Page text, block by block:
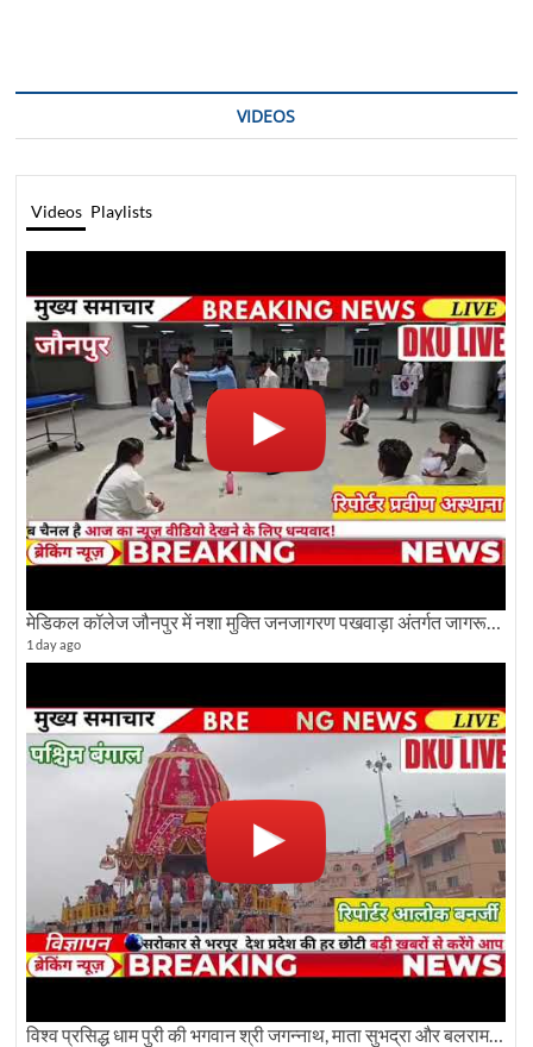
VIDEOS
Videos Playlists
मेडिकल कॉलेज जौनपुर में नशा मुक्ति जनजागरण पखवाड़ा अंतर्गत जागरूकता कार्यक्रम आयोजित
1 day ago
विश्व प्रसिद्ध धाम पुरी की भगवान श्री जगन्नाथ, माता सुभद्रा और बलराम जी की भव्य शोभा यात्रा देखिए